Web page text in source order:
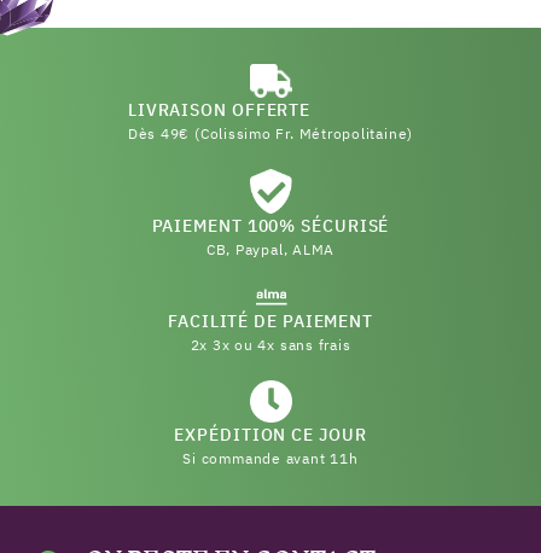
LIVRAISON OFFERTE
Dès 49€ (Colissimo Fr. Métropolitaine)
PAIEMENT 100% SÉCURISÉ
CB, Paypal, ALMA
FACILITÉ DE PAIEMENT
2x 3x ou 4x sans frais
EXPÉDITION CE JOUR
Si commande avant 11h